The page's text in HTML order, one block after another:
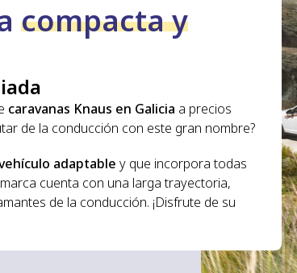
compacta y
caravanas Knaus en Galicia a precios
de la conducción con este gran nombre?
adaptable y que incorpora todas
cuenta con una larga trayectoria,
de la conducción. ¡Disfrute de su